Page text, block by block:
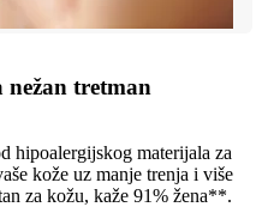
nežan tretman
hipoalergijskog materijala za
kože uz manje trenja i više
za kožu, kaže 91% žena**.